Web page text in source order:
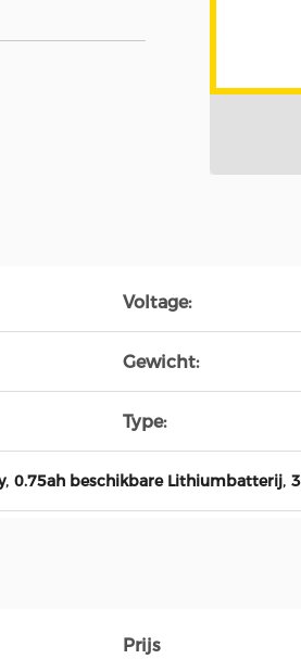
Voltage:
Gewicht:
Type:
, 0.75ah beschikbare Lithiumbatterij,
Prijs